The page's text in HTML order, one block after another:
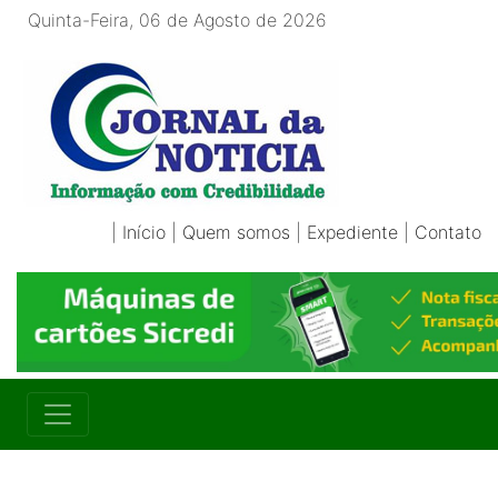
Quinta-Feira, 06 de Agosto de 2026
Início Quem somos Expediente Contato